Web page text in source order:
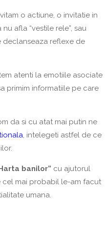
o actiune, o invitatie in
afla “vestile rele”, sau
declanseaza reflexe de
atenti la emotiile asociate
primim informatiile pe care
da si cu atat mai putin ne
, intelegeti astfel de ce
banilor” cu ajutorul
cel mai probabil le-am facut
umana.